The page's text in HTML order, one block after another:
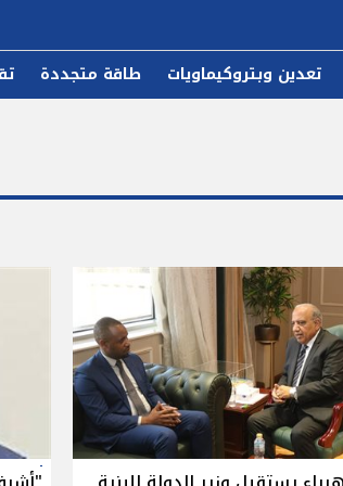
تعدين وبتروكيماويات طاقة متجددة